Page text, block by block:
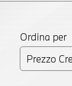
Ordina per